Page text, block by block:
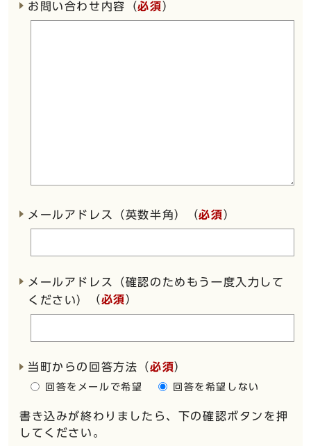
お問い合わせ内容（必須）
メールアドレス（英数半角）（必須）
メールアドレス（確認のためもう一度入力して
ください）
（必須）
当町からの回答方法 （必須）
回答をメールで希望 回答を希望しない
書き込みが終わりましたら、下の確認ボタンを押
してください。